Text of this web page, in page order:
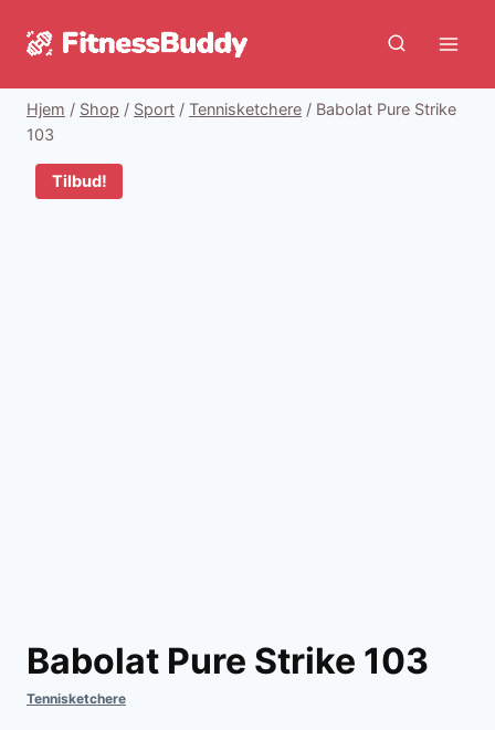
Hjem / Shop / Sport / Tennisketchere / Babolat Pure Strike
103
Tilbud!
Babolat Pure Strike 103
Tennisketchere